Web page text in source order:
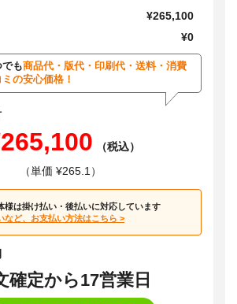
¥265,100
¥0
も商品代・版代・印刷代・送料・消費
ミの安心価格！
（税込）
（単価 ¥265.1）
様は掛け払い・後払いに対応しています
など、お支払い方法はこちら >
確定から17営業日